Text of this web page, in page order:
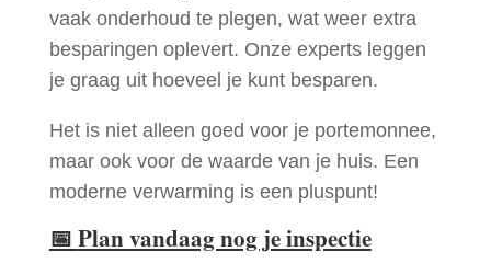
vaak onderhoud te plegen, wat weer extra
besparingen oplevert. Onze experts leggen
je graag uit hoeveel je kunt besparen.
Het is niet alleen goed voor je portemonnee,
maar ook voor de waarde van je huis. Een
moderne verwarming is een pluspunt!
📅 Plan vandaag nog je inspectie